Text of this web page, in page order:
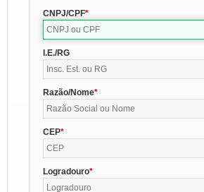
CNPJ/CPF
I.E./RG
Razão/Nome
CEP
Logradouro